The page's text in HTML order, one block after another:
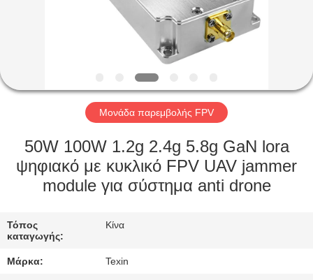
ΓΎΡΟΣ
ΕΡΓΟΣΤΑΣΊΩΝ
ΠΟΙΟΤΙΚΌΣ
ΈΛΕΓΧΟΣ
ΜΑΣ
ΕΛΆΤΕ
Μονάδα παρεμβολής FPV
50W 100W 1.2g 2.4g 5.8g GaN lora
ψηφιακό με κυκλικό FPV UAV jammer
module για σύστημα anti drone
Τόπος
καταγωγής:
Κίνα
Μάρκα: Texin